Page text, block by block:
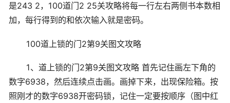
是243 2，100道门2 25关攻略将每一行左右两侧书本数相
加，每行得到的和依次输入就是密码。
100道上锁的门2第9关图文攻略
1、道上锁的门2第9关图文攻略 首先记住画左下角的
数字6938，然后连续点击画。画掉下来，出现保险箱。按
照刚才的数字6938开密码锁，记住一定要按顺序（图中红